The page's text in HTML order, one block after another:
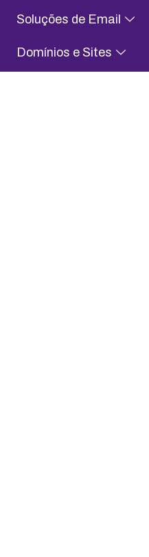
Soluções de Email
Domínios e Sites